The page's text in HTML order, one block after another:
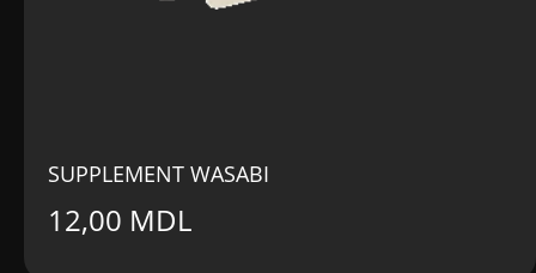
SUPPLEMENT WASABI
12,00 MDL